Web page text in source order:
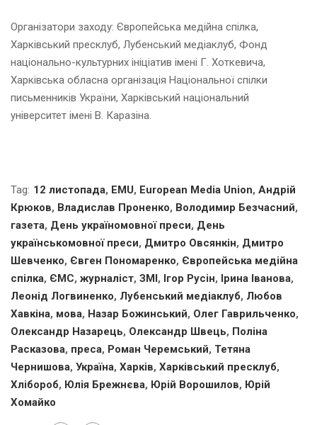
Організатори заходу: Європейська медійна спілка,
Харківський пресклуб, Лубенський медіаклуб, Фонд
національно-культурних ініціатив імені Г. Хоткевича,
Харківська обласна організація Національної спілки
письменників України, Харківський національний
університет імені В. Каразіна.
Tag: 12 листопада, EMU, European Media Union, Андрій
Крюков, Владислав Проненко, Володимир Безчасний,
газета, День україномовної преси, День
українськомовної преси, Дмитро Овсянкін, Дмитро
Шевченко, Євген Пономаренко, Європейська медійна
спілка, ЄМС, журналіст, ЗМІ, Ігор Русін, Ірина Іванова,
Леонід Логвиненко, Лубенський медіаклуб, Любов
Хавкіна, мова, Назар Божинський, Олег Гаврильченко,
Олександр Назарець, Олександр Швець, Поліна
Расказова, преса, Роман Черемський, Тетяна
Чернишова, Україна, Харків, Харківський пресклуб,
Хлібороб, Юлія Брежнєва, Юрій Ворошилов, Юрій
Хомайко